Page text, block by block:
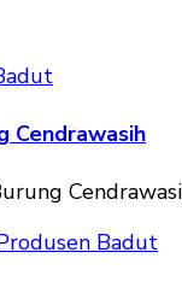
Cendrawasih
Badut